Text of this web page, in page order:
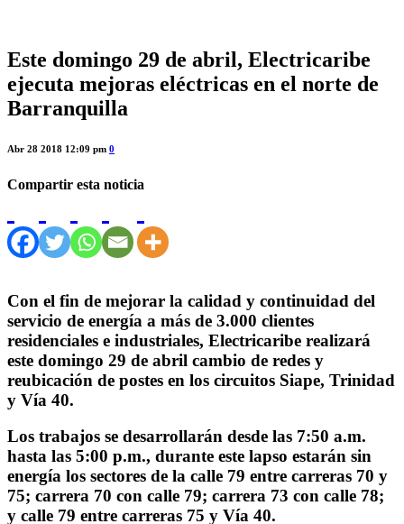
Este domingo 29 de abril, Electricaribe
ejecuta mejoras eléctricas en el norte de
Barranquilla
Abr 28 2018 12:09 pm 0
Compartir esta noticia
Con el fin de mejorar la calidad y continuidad del
servicio de energía a más de 3.000 clientes
residenciales e industriales, Electricaribe realizará
este domingo 29 de abril cambio de redes y
reubicación de postes en los circuitos Siape, Trinidad
y Vía 40.
Los trabajos se desarrollarán desde las 7:50 a.m.
hasta las 5:00 p.m., durante este lapso estarán sin
energía los sectores de la calle 79 entre carreras 70 y
75; carrera 70 con calle 79; carrera 73 con calle 78;
y calle 79 entre carreras 75 y Vía 40.